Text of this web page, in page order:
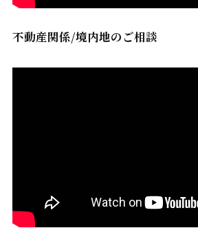
不動産関係/境内地のご相談